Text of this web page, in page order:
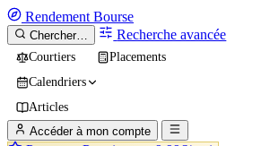
Rendement Bourse
Chercher… Recherche avancée
Courtiers
Placements
Calendriers
Articles
Accéder à mon compte